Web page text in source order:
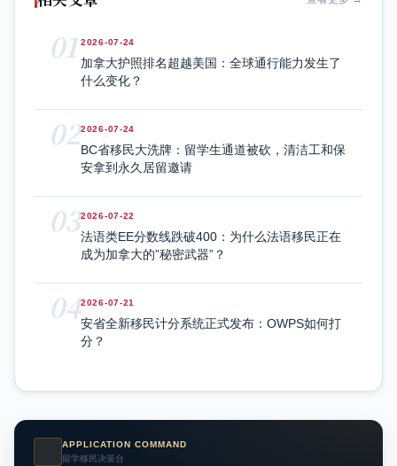
01 2026-07-24
加拿大护照排名超越美国：全球通行能力发生了
什么变化？
022026-07-24
BC省移民大洗牌：留学生通道被砍，清洁工和保
安拿到永久居留邀请
032026-07-22
法语类EE分数线跌破400：为什么法语移民正在
成为加拿大的”秘密武器”？
042026-07-21
安省全新移民计分系统正式发布：OWPS如何打
分？
APPLICATION COMMAND
留学移民决策台